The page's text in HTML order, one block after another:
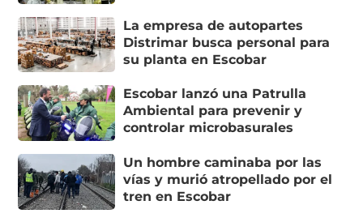
La empresa de autopartes
Distrimar busca personal para
su planta en Escobar
Escobar lanzó una Patrulla
Ambiental para prevenir y
controlar microbasurales
Un hombre caminaba por las
vías y murió atropellado por el
tren en Escobar